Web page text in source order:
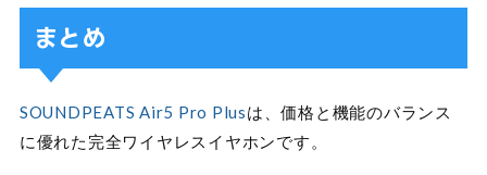
まとめ
SOUNDPEATS Air5 Pro Plusは、価格と機能のバランス
に優れた完全ワイヤレスイヤホンです。